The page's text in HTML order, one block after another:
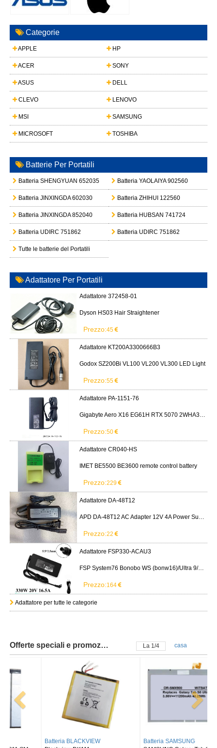
Categorie
APPLE HP
ACER SONY
ASUS DELL
CLEVO LENOVO
MSI SAMSUNG
MICROSOFT TOSHIBA
Batterie Per Portatili
Batteria SHENGYUAN 652035 Batteria YAOLAIYA 902560
Batteria JINXINGDA 602030 Batteria ZHIHUI 122560
Batteria JINXINGDA 852040 Batteria HUBSAN 741724
Batteria UDIRC 751862 Batteria UDIRC 751862
Tutte le batterie del Portatili
Adattatore Per Portatili
Adattatore 372458-01
Dyson HS03 Hair Straightener
Prezzo:45
Adattatore KT200A3300666B3
Godox SZ200Bi VL100 VL200 VL300 LED Light
Prezzo:55
Adattatore PA-1151-76
Gigabyte Aero X16 EG61H RTX 5070 2WHA3USC64AH LITEON PA-1151-76 150W adapter
Prezzo:50
Adattatore CR040-HS
IMET BE5500 BE3600 remote control battery
Prezzo:229
Adattatore DA-48T12
APD DA-48T12 AC Adapter 12V 4A Power Supply Cord
Prezzo:22
Adattatore FSP330-ACAU3
FSP System76 Bonobo WS (bonw16)/Ultra 9/RTX5090
Prezzo:164
Adattatore per tutte le categorie
Offerte speciali e promozioni La 2/4 casa
Batteria BLACKVIEW
Batteria SAMSUNG